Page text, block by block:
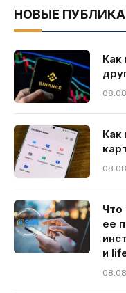
НОВЫЕ
Как
Как
Что
ее
и